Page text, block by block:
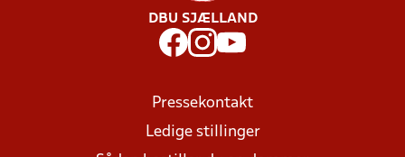
DBU SJÆLLAND
Pressekontakt
Ledige stillinger